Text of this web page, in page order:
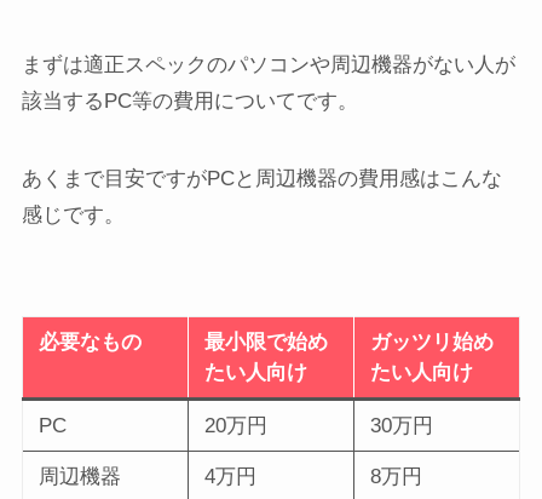
まずは適正スペックのパソコンや周辺機器がない人が
該当するPC等の費用についてです。
あくまで目安ですがPCと周辺機器の費用感はこんな
感じです。
必要なもの
最小限で始め
たい人向け
ガッツリ始め
たい人向け
PC 20万円 30万円
周辺機器 4万円 8万円